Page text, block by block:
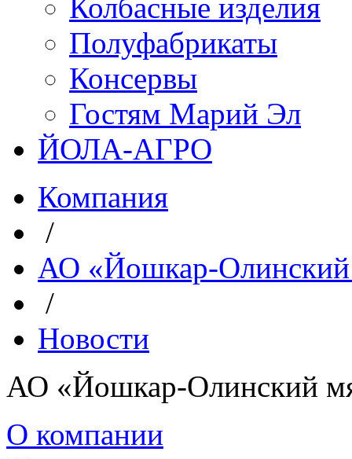
Колбасные изделия
Полуфабрикаты
Консервы
Гостям Марий Эл
ЙОЛА-АГРО
Компания
/
АО «Йошкар-Олинский
/
Новости
АО «Йошкар-Олинский
О компании